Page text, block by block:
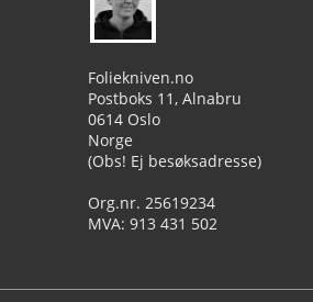
Foliekniven.no
Postboks 11, Alnabru
0614 Oslo
Norge
(Obs! Ej besøksadresse)
Org.nr. 25619234
MVA: 913 431 502